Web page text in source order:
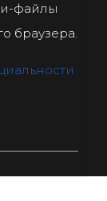
файлы
браузера.